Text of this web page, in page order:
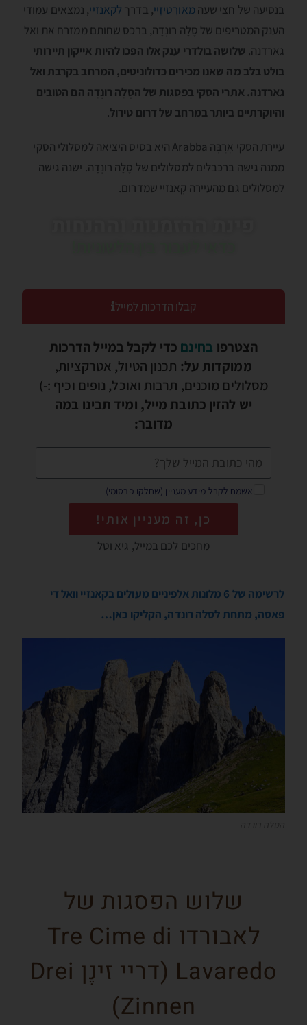
בנסיעה של חצי שעהמאורְטיזֶיי, בדרך לקאנזיי, נמצאים עמודי
הענק המטריפים של סֶלָה רונְדָה, ברכס שחותם ממזרח את ואל
גארדנה. שלושה בולדרי ענק אלו הפכו להיות אייקון תיירותי
בולט בלב מה שאנו מכירים כדולוניטים, המרחב בקרבת ואל
גארדנה. אתרי הסקי בפסגות של הסֶלָה רונְדָה הם הטובים
והיוקרתיים ביותר במרחב של דרום טירול.
עיירת הסקי אָרָבָּה Arabba היא בסיס היציאה למסלולי הסקי
ממנה גישה ברכבלים למסלולים של סֶלָה רונְדָה. ישנה גישה
למסלולים גם מהעיירה קָאנזיי שמדרום.
קבלו הדרכות למייל
הצטרפו בחינם כדי לקבל במייל הדרכות
ממוקדות על: תכנון הטיול, אטרקציות,
מסלולים מוכנים, תרבות ואוכל, נופים וכיף :-)
יש להזין כתובת מייל, ומיד תבינו במה
מדובר:
אשמח לקבל מידע מעניין (שחלקו פרסומי)
כן, זה מעניין אותי!
מחכים לכם במייל, גיא וטל
לרשימה של 6 מלונות אלפיניים מעולים בקאנזיי וואל די
פאסה, מתחת לסלה רונדה, הקליקו כאן…
שלוש הפסגות של
לאבורדו Tre Cime di
Lavaredo (דריי זינֶן Drei
Zinnen)